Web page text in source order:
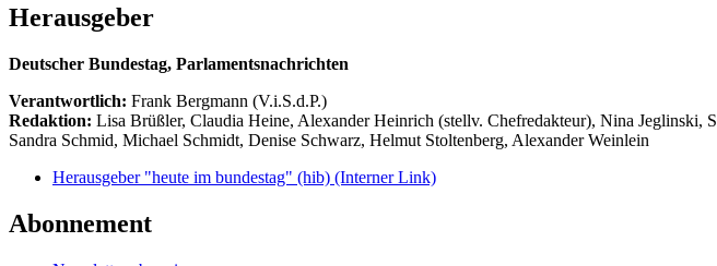
Herausgeber
Deutscher Bundestag, Parlamentsnachrichten
Verantwortlich: Frank Bergmann (V.i.S.d.P.)
Redaktion: Lisa Brüßler, Claudia Heine, Alexander Heinrich (stellv. Chefredakteur), Nina Jeglinski,
Sandra Schmid, Michael Schmidt, Denise Schwarz, Helmut Stoltenberg, Alexander Weinlein
Herausgeber "heute im bundestag" (hib) (Interner Link)
Abonnement